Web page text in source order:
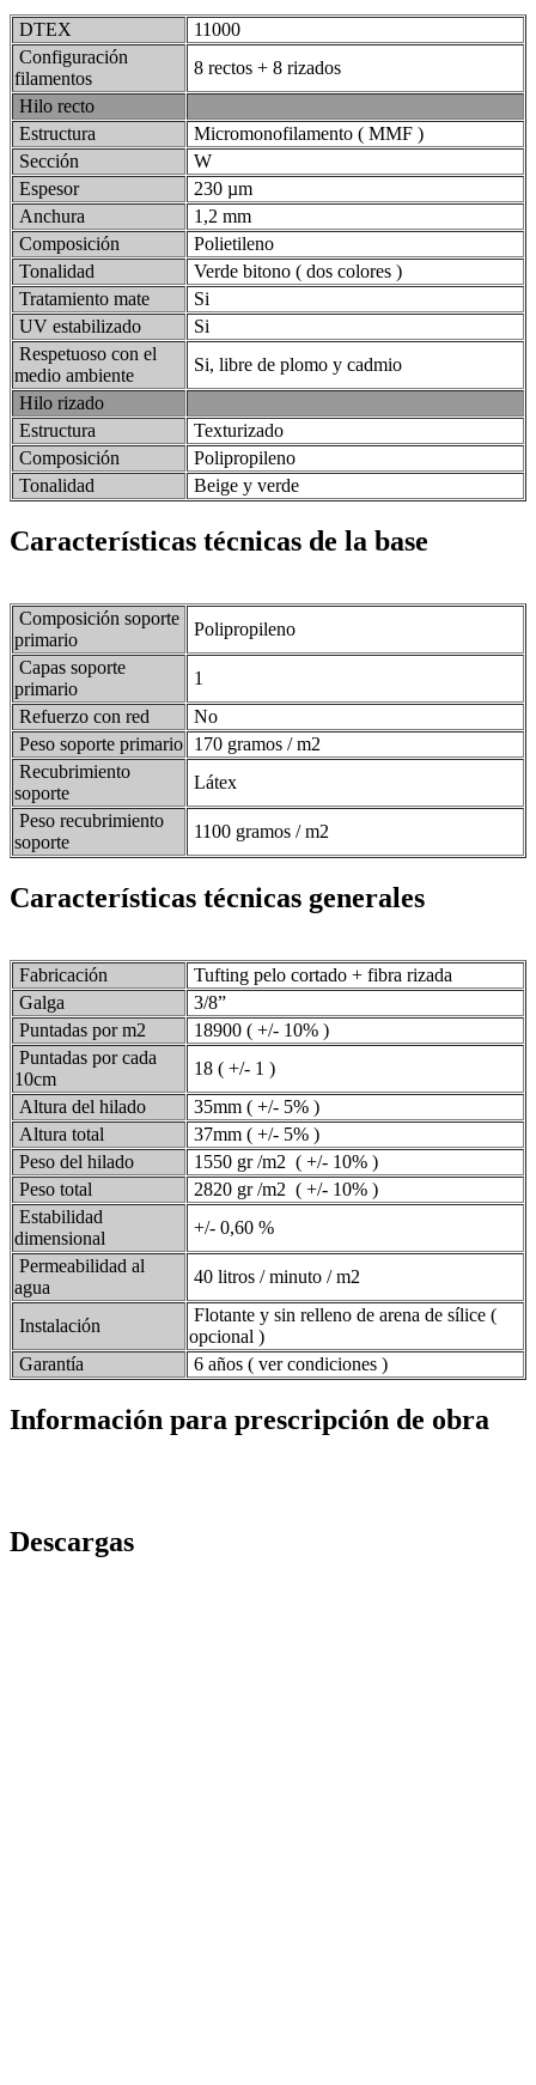
DTEX
11000
Configuración
filamentos
8 rectos + 8 rizados
Hilo recto
Estructura
Micromonofilamento ( MMF )
Sección
W
Espesor
230 µm
Anchura
1,2 mm
Composición
Polietileno
Tonalidad
Verde bitono ( dos colores )
Tratamiento mate
Si
UV estabilizado
Si
Respetuoso con el
medio ambiente
Si, libre de plomo y cadmio
Hilo rizado
Estructura
Texturizado
Composición
Polipropileno
Tonalidad
Beige y verde
Características técnicas de la base
Composición soporte
primario
Polipropileno
Capas soporte
primario
1
Refuerzo con red
No
Peso soporte primario 170 gramos / m2
Recubrimiento
soporte
Látex
Peso recubrimiento
soporte
1100 gramos / m2
Características técnicas generales
Fabricación
Tufting pelo cortado + fibra rizada
Galga
3/8”
Puntadas por m2
18900 ( +/- 10% )
Puntadas por cada
10cm
18 ( +/- 1 )
Altura del hilado
35mm ( +/- 5% )
Altura total
37mm ( +/- 5% )
Peso del hilado
1550 gr /m2 ( +/- 10% )
Peso total
2820 gr /m2 ( +/- 10% )
Estabilidad
dimensional
+/- 0,60 %
Permeabilidad al
agua
40 litros / minuto / m2
Instalación
Flotante y sin relleno de arena de sílice (
opcional )
Garantía
6 años ( ver condiciones )
Información para prescripción de obra
Descargas